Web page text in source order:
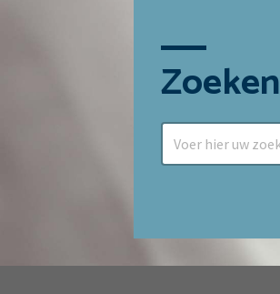
Zoeken